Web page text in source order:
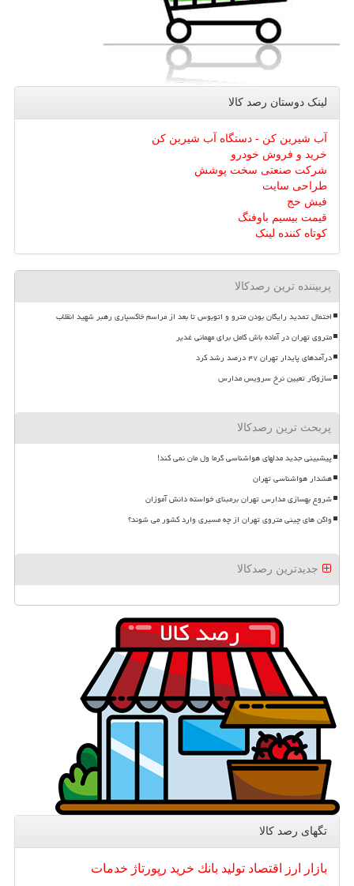
لینک دوستان رصد كالا
آب شیرین کن - دستگاه آب شیرین کن
خرید و فروش خودرو
شرکت صنعتی سخت پوشش
طراحی سایت
فیش حج
قیمت بیسیم باوفنگ
کوتاه کننده لینک
پربیننده ترین رصدکالا
احتمال تمدید رایگان بودن مترو و اتوبوس تا بعد از مراسم خاکسپاری رهبر شهید انقلاب
متروی تهران در آماده باش کامل برای مهمانی غدیر
درآمدهای پایدار تهران ۴۷ درصد رشد کرد
سازوکار تعیین نرخ سرویس مدارس
پربحث ترین رصدکالا
پیشبینی جدید مدلهای هواشناسی گرما ول مان نمی کند!
هشدار هواشناسی تهران
شروع بهسازی مدارس تهران برمبنای خواسته دانش آموزان
واگن های چینی متروی تهران از چه مسیری وارد کشور می شوند؟
جدیدترین رصدکالا
تگهای رصد كالا
بازار ارز اقتصاد تولید بانك خرید رپورتاژ خدمات